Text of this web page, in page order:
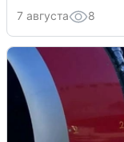
7 августа 8